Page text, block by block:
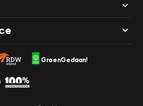
GroenGedaan!